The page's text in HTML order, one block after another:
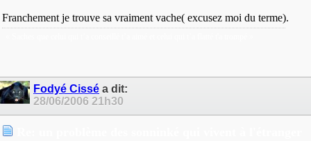
Franchement je trouve sa vraiment vache( excusez moi du terme).
Fodyé Cissé a dit:
28/06/2006 21h30